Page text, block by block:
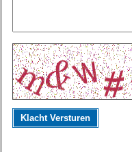
Klacht Versturen